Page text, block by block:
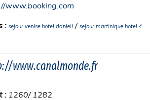
www.booking.com
: sejour venise hotel danieli / sejour martinique hotel 4
www.canalmonde.fr
: 1260/ 1282